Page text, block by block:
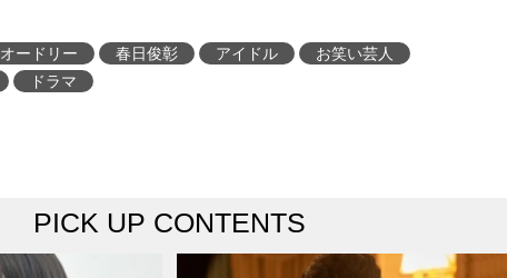
オードリー 春日俊彰 アイドル
お笑い芸人
ドラマ
PICK UP CONTENTS